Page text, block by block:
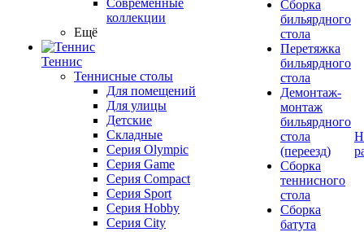
Современные
коллекции
Ещё
Теннис
Теннисные столы
Для помещений
Для улицы
Детские
Складные
Серия Olympic
Серия Game
Серия Compact
Серия Sport
Серия Hobby
Серия City
Сборка
бильярдного
стола
Перетяжка
бильярдного
стола
Демонтаж-
монтаж
бильярдного
стола
(переезд)
Сборка
теннисного
стола
Сборка
батута